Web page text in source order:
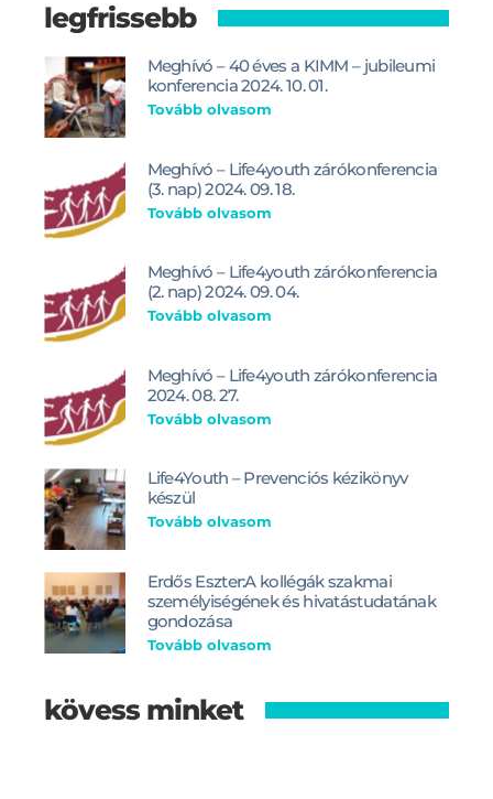
legfrissebb
Meghívó – 40 éves a KIMM – jubileumi
konferencia 2024. 10. 01.
Tovább olvasom
Meghívó – Life4youth zárókonferencia
(3. nap) 2024. 09. 18.
Tovább olvasom
Meghívó – Life4youth zárókonferencia
(2. nap) 2024. 09. 04.
Tovább olvasom
Meghívó – Life4youth zárókonferencia
2024. 08. 27.
Tovább olvasom
Life4Youth – Prevenciós kézikönyv
készül
Tovább olvasom
Erdős Eszter:A kollégák szakmai
személyiségének és hivatástudatának
gondozása
Tovább olvasom
kövess minket